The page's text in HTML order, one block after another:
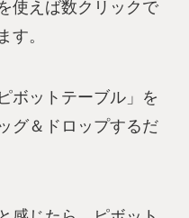
使えば数クリックで
す。
ボットテーブル」を
グ＆ドロップするだ